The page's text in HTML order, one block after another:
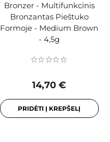
Bronzer - Multifunkcinis
Bronzantas Pieštuko
Formoje - Medium Brown
- 4,5g
14,70 €
PRIDĖTI Į KREPŠELĮ